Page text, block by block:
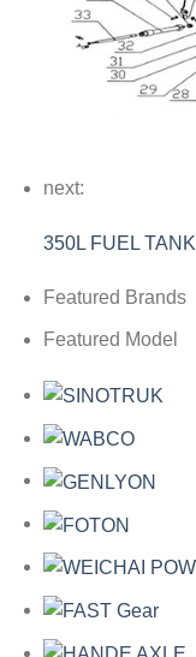
next:
350L FUEL TANK
Featured Brands
Featured Model